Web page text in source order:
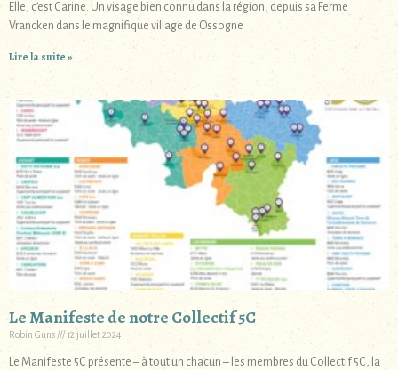
Elle, c’est Carine. Un visage bien connu dans la région, depuis sa Ferme
Vrancken dans le magnifique village de Ossogne
Lire la suite »
Le Manifeste de notre Collectif 5C
Robin Guns 12 juillet 2024
Le Manifeste 5C présente – à tout un chacun – les membres du Collectif 5C, la